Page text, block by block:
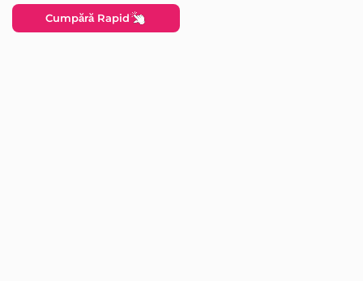
Cumpără Rapid